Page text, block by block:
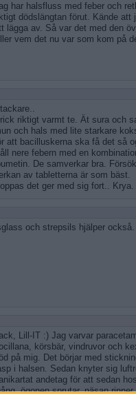
har halsfluss med feber och
dödslängtan förut. Kände att
lägga av. Så var det med den
vem det nu var som kom på
riktigt varmt te. Ät sura och
och hals med lite starkare
att bacilluskerna ska få det så
nere febern med en
De samverkar bra.
av tabletterna är som bäst.
det ger med sig fort.. Krya.
och strepsils hjälper också.
Lill-IT :) Jag varvar
körsbär, vindruvor och
på mig. Det börjar med
i halsen. Sedan knyter sig
andetag för att sedan
ögonen sprutar, näsan